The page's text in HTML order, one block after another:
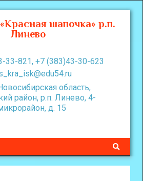
шапочка» р.п.
Линево
33-821, +7 (383)43-30-623
область,
район, р.п. Линево, 4-
д. 15